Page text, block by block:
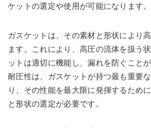
ケットの選定や使用が可能になります。
ガスケットは、その素材と形状により
ます。これにより、高圧の流体を扱う
ットは適切に機能し、漏れを防ぐこと
耐圧性は、ガスケットが持つ最も重要
り、その性能を最大限に発揮するため
と形状の選定が必要です。